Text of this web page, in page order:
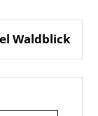
Waldblick